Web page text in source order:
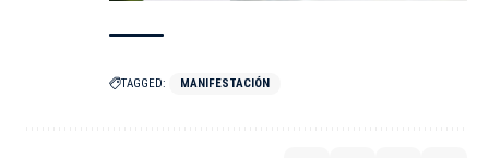
TAGGED: MANIFESTACIÓN